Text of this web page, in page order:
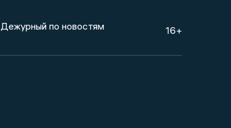
Дежурный по новостям 16+